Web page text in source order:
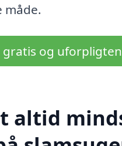
måde.
gratis og
altid